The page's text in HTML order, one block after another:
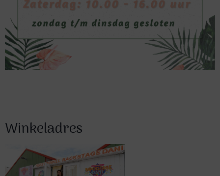
Winkeladres